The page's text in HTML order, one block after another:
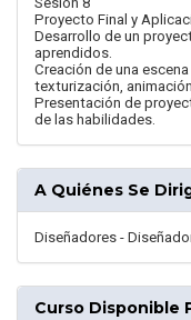
Proyecto Final y
Desarrollo de un
aprendidos.
Creación de una
texturización,
Presentación de
de las habilidades.
A Quiénes Se
Diseñadores -
Curso Disponible